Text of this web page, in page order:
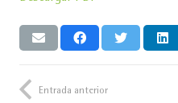
Entrada anterior